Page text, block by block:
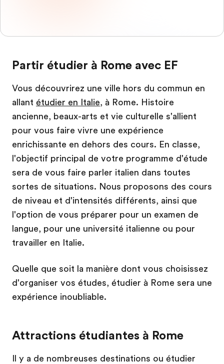
Partir étudier à Rome avec EF
Vous découvrirez une ville hors du commun en
allant étudier en Italie, à Rome. Histoire
ancienne, beaux-arts et vie culturelle s'allient
pour vous faire vivre une expérience
enrichissante en dehors des cours. En classe,
l'objectif principal de votre programme d'étude
sera de vous faire parler italien dans toutes
sortes de situations. Nous proposons des cours
de niveau et d'intensités différents, ainsi que
l'option de vous préparer pour un examen de
langue, pour une université italienne ou pour
travailler en Italie.
Quelle que soit la manière dont vous choisissez
d'organiser vos études, étudier à Rome sera une
expérience inoubliable.
Attractions étudiantes à Rome
Il y a de nombreuses destinations ou étudier